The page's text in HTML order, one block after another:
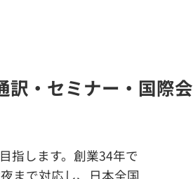
訳・セミナー・国際会
指します。創業34年で
まで対応し、日本全国